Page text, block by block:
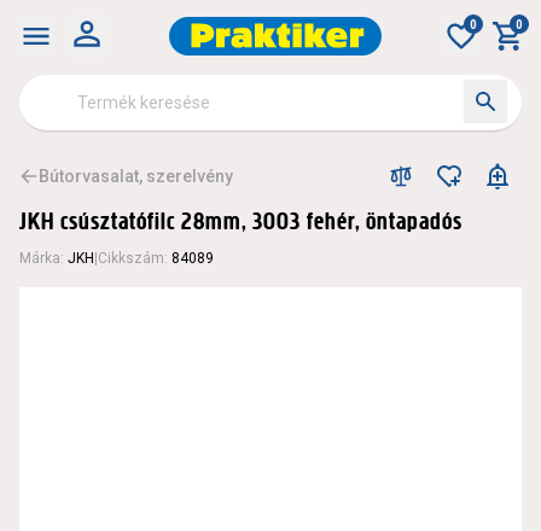
0 0
Bútorvasalat, szerelvény
JKH csúsztatófilc 28mm, 3003 fehér, öntapadós
Márka: JKH Cikkszám: 84089